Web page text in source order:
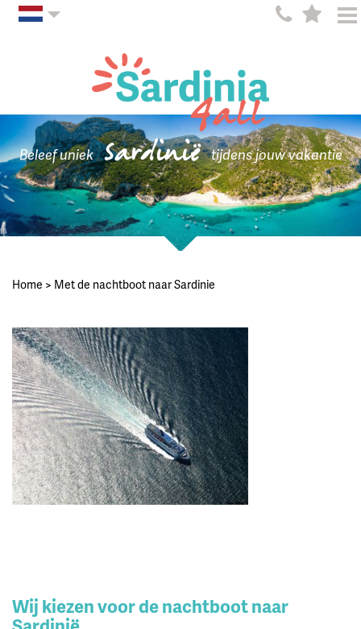
Beleef uniek Sardinië tijdens jouw vakantie
Home > Met de nachtboot naar Sardinie
Wij kiezen voor de nachtboot naar